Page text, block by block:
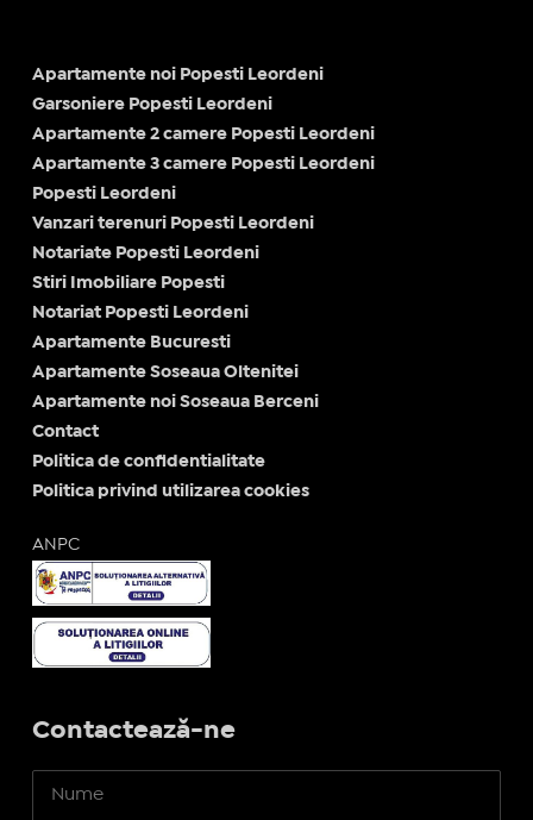
Apartamente noi Popesti Leordeni
Garsoniere Popesti Leordeni
Apartamente 2 camere Popesti Leordeni
Apartamente 3 camere Popesti Leordeni
Popesti Leordeni
Vanzari terenuri Popesti Leordeni
Notariate Popesti Leordeni
Stiri Imobiliare Popesti
Notariat Popesti Leordeni
Apartamente Bucuresti
Apartamente Soseaua Oltenitei
Apartamente noi Soseaua Berceni
Contact
Politica de confidentialitate
Politica privind utilizarea cookies
ANPC
Contactează-ne